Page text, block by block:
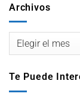
Archivos
Te Puede